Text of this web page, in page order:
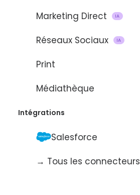
Marketing Direct
IA
Réseaux Sociaux IA
Print
Médiathèque
Intégrations
Salesforce
→ Tous les connecteurs